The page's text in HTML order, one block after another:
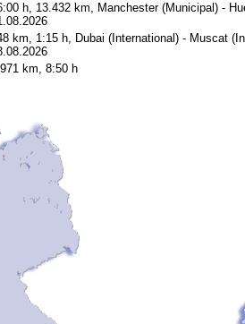
h, 13.432 km, Manchester (Municipal) -
km, 1:15 h, Dubai (International) - Muscat
km, 8:50 h